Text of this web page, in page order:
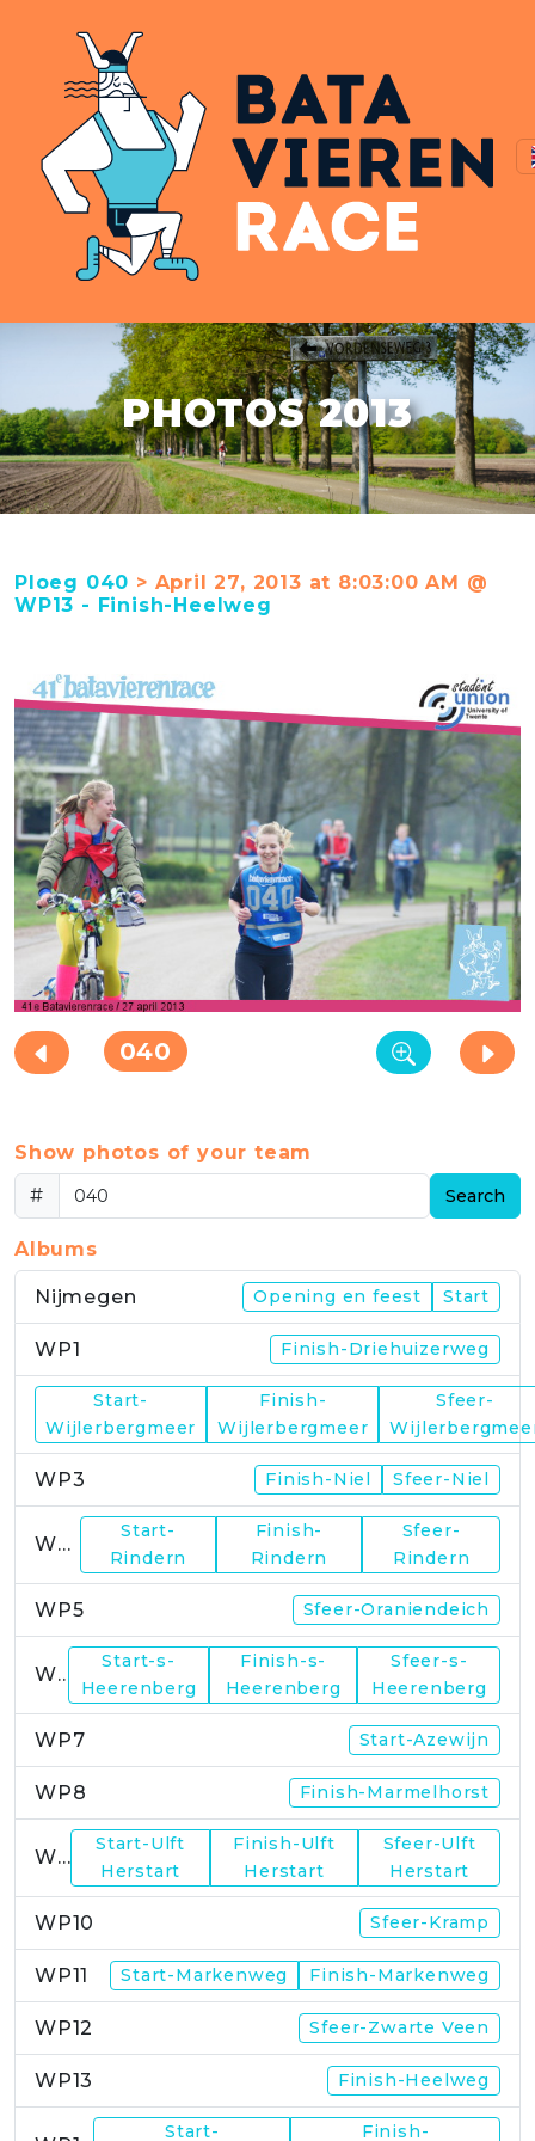
PHOTOS 2013
Ploeg 040 > April 27, 2013 at 8:03:00 AM @
WP13 - Finish-Heelweg
040
Show photos of your team
#
Search
Albums
Nijmegen Opening en feest Start
WP1 Finish-Driehuizerweg
Start-
Wijlerbergmeer
Finish-
Wijlerbergmeer
Sfeer-
WP3 Finish-Niel Sfeer-Niel
WP4
Start-
Rindern
Finish-
Rindern
Sfeer-
Rindern
WP5 Sfeer-Oraniendeich
WP6
Start-s-
Heerenberg
Finish-s-
Heerenberg
Sfeer-s-
Heerenberg
WP7 Start-Azewijn
WP8 Finish-Marmelhorst
WP9
Start-Ulft
Herstart
Finish-Ulft
Herstart
Sfeer-Ulft
Herstart
WP10 Sfeer-Kramp
WP11 Start-Markenweg Finish-Markenweg
WP12 Sfeer-Zwarte Veen
WP13 Finish-Heelweg
Start- Finish-